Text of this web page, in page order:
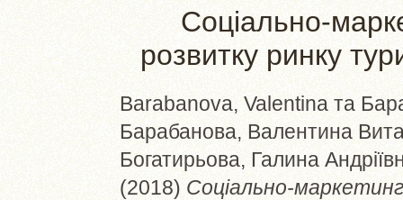
Соціально-
розвитку ринку
Barabanova, Valentina та
Барабанова, Валентина
Богатирьова, Галина
(2018) Соціально-